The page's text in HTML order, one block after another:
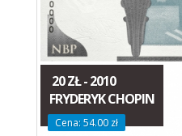
20 ZŁ - 2010
FRYDERYK CHOPIN
Cena: 54.00 zł